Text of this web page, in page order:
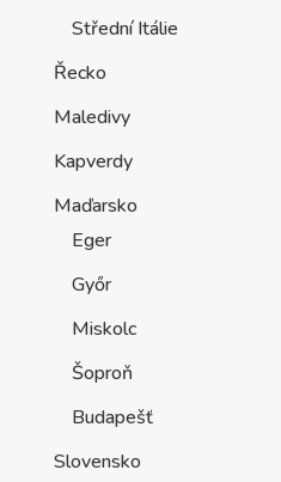
Střední Itálie
Řecko
Maledivy
Kapverdy
Maďarsko
Eger
Győr
Miskolc
Šoproň
Budapešť
Slovensko